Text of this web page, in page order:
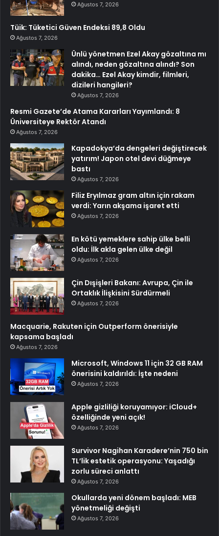
Ağustos 7, 2026
Tüik: Tüketici Güven Endeksi 89,8 Oldu
Ağustos 7, 2026
Ünlü yönetmen Ezel Akay gözaltına mı
alındı, neden gözaltına alındı? Son
dakika… Ezel Akay kimdir, filmleri,
dizileri hangileri?
Ağustos 7, 2026
Resmi Gazete’de Atama Kararları Yayımlandı: 8
Üniversiteye Rektör Atandı
Ağustos 7, 2026
Kapadokya’da dengeleri değiştirecek
yatırım! Japon otel devi düğmeye
bastı
Ağustos 7, 2026
Filiz Eryılmaz gram altın için rakam
verdi: Yarın akşama işaret etti
Ağustos 7, 2026
En kötü yemeklere sahip ülke belli
oldu: İlk akla gelen ülke değil
Ağustos 7, 2026
Çin Dışişleri Bakanı: Avrupa, Çin ile
Ortaklık İlişkisini Sürdürmeli
Ağustos 7, 2026
Macquarie, Rakuten için Outperform önerisiyle
kapsama başladı
Ağustos 7, 2026
Microsoft, Windows 11 için 32 GB RAM
önerisini kaldırıldı: İşte nedeni
Ağustos 7, 2026
Apple gizliliği koruyamıyor: iCloud+
özelliğinde yeni açık!
Ağustos 7, 2026
Survivor Nagihan Karadere’nin 750 bin
TL’lik estetik operasyonu: Yaşadığı
zorlu süreci anlattı
Ağustos 7, 2026
Okullarda yeni dönem başladı: MEB
yönetmeliği değişti
Ağustos 7, 2026